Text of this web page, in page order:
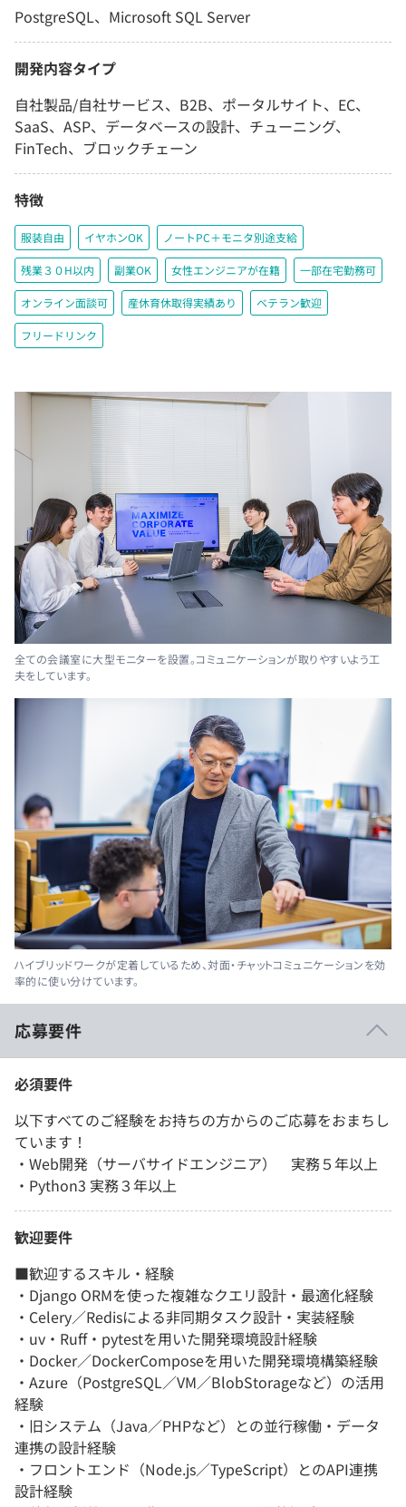
PostgreSQL、Microsoft SQL Server
開発内容タイプ
自社製品/自社サービス、B2B、ポータルサイト、EC、
SaaS、ASP、データベースの設計、チューニング、
FinTech、ブロックチェーン
特徴
服装自由 イヤホンOK ノートPC＋モニタ別途支給
残業３０H以内 副業OK 女性エンジニアが在籍 一部在宅勤務可
オンライン面談可 産休育休取得実績あり ベテラン歓迎
フリードリンク
全ての会議室に大型モニターを設置。コミュニケーションが取りやすいよう工
夫をしています。
ハイブリッドワークが定着しているため、対面・チャットコミュニケーションを効
率的に使い分けています。
応募要件
必須要件
以下すべてのご経験をお持ちの方からのご応募をおまちし
ています！
・Web開発（サーバサイドエンジニア） 実務５年以上
・Python3 実務３年以上
歓迎要件
■歓迎するスキル・経験
・Django ORMを使った複雑なクエリ設計・最適化経験
・Celery／Redisによる非同期タスク設計・実装経験
・uv・Ruff・pytestを用いた開発環境設計経験
・Docker／DockerComposeを用いた開発環境構築経験
・Azure（PostgreSQL／VM／BlobStorageなど）の活用
経験
・旧システム（Java／PHPなど）との並行稼働・データ
連携の設計経験
・フロントエンド（Node.js／TypeScript）とのAPI連携
設計経験